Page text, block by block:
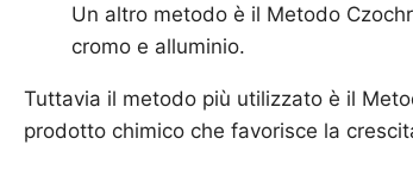
Un altro metodo è il Metodo
cromo e alluminio.
Tuttavia il metodo più utilizzato è il
prodotto chimico che favorisce la